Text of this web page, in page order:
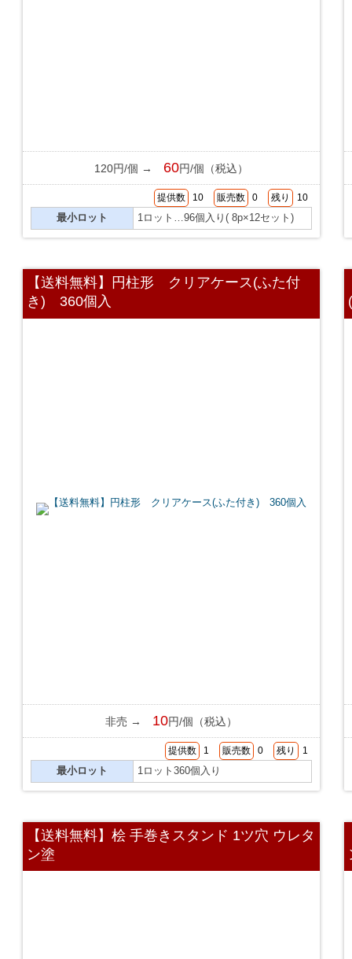
120円/個 → 60円/個（税込）
提供数 10 販売数 0 残り 10
最小ロット 1ロット…96個入り( 8p×12セット)
【送料無料】円柱形 クリアケース(ふた付
き) 360個入
非売 → 10円/個（税込）
提供数 1 販売数 0 残り 1
最小ロット 1ロット360個入り
【送料無料】桧 手巻きスタンド 1ツ穴 ウレタ
ン塗